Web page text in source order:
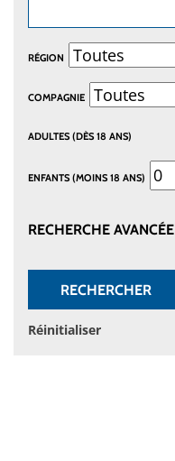
RÉGION
COMPAGNIE
ADULTES (DÈS 18 ANS)
ENFANTS (MOINS 18 ANS)
RECHERCHE AVANCÉE
RECHERCHER
Réinitialiser